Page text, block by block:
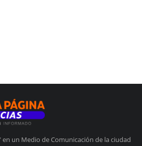
un Medio de Comunicación de la ciudad